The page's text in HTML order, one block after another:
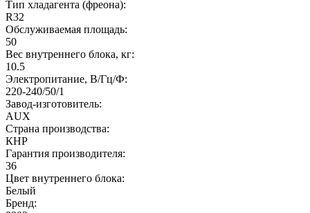
Тип хладагента (фреона):
R32
Обслуживаемая площадь:
50
Вес внутреннего блока, кг:
10.5
Электропитание, В/Гц/Ф:
220-240/50/1
Завод-изготовитель:
AUX
Страна производства:
КНР
Гарантия производителя:
36
Цвет внутреннего блока:
Белый
Бренд: